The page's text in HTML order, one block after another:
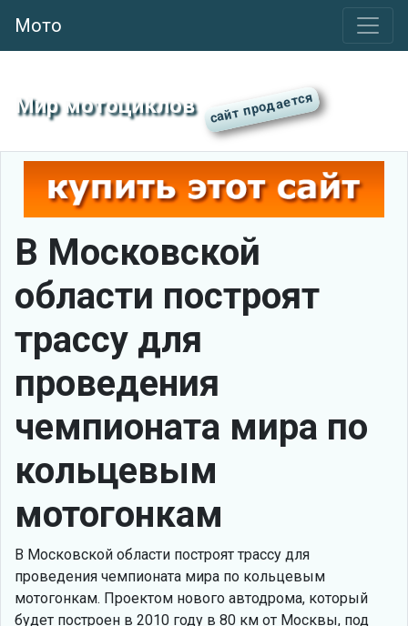
Мото
Мир мотоциклов
В Московской
области построят
трассу для
проведения
чемпионата мира по
кольцевым
мотогонкам
В Московской области построят трассу для
проведения чемпионата мира по кольцевым
мотогонкам. Проектом нового автодрома, который
будет построен в 2010 году в 80 км от Москвы, под